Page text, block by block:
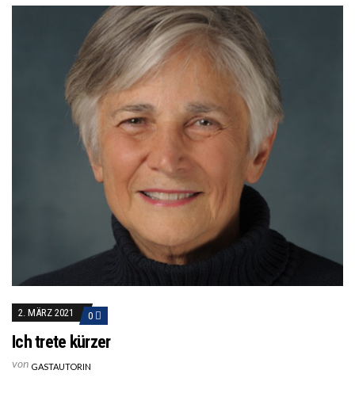
2. MÄRZ 2021 0
Ich trete kürzer
von GASTAUTORIN